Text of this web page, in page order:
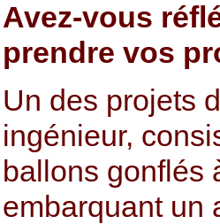
Avez-vous
prendre vos
Un des projets
ingénieur,
ballons gonflés
embarquant un